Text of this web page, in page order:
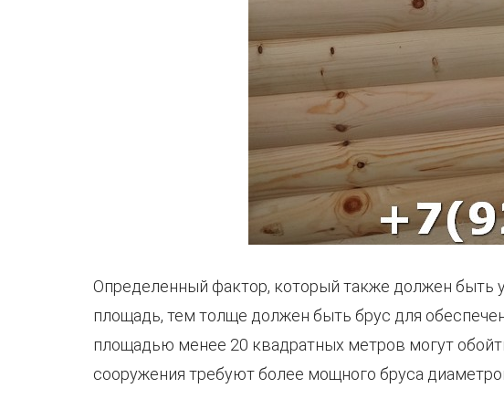
Определенный фактор, который также должен быть
площадь, тем толще должен быть брус для
площадью менее 20 квадратных метров могут
сооружения требуют более мощного бруса